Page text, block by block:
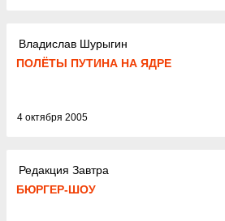
Владислав Шурыгин
ПОЛЁТЫ ПУТИНА НА ЯДРЕ
4 октября 2005
Редакция Завтра
БЮРГЕР-ШОУ